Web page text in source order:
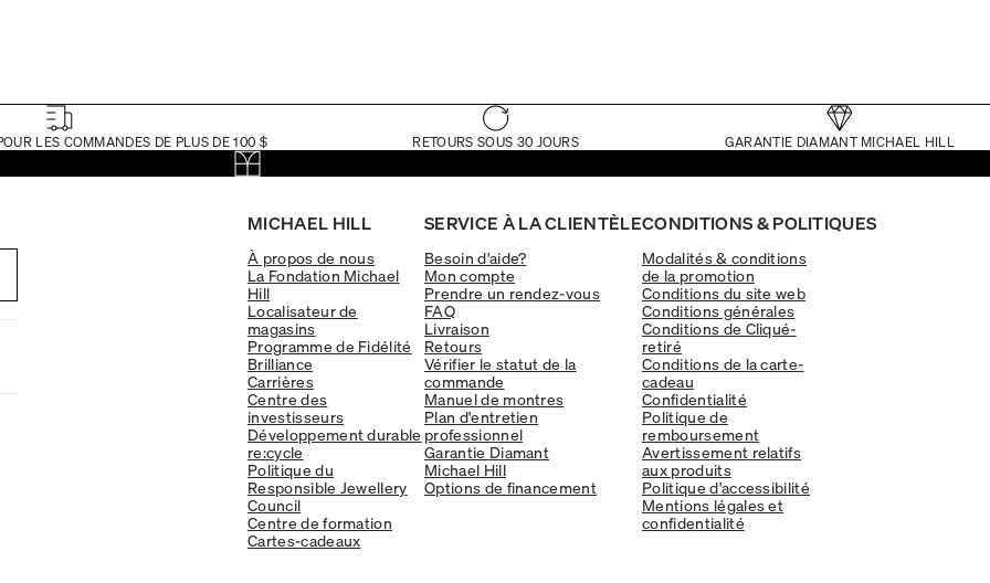
LES COMMANDES DE PLUS DE 100 $ RETOURS SOUS 30 JOURS GARANTIE DIAMANT MICHAEL HILL
MICHAEL HILL
À propos de nous
La Fondation Michael
Hill
Localisateur de
magasins
Programme de Fidélité
Brilliance
Carrières
Centre des
investisseurs
Développement durable
re:cycle
Politique du
Responsible Jewellery
Council
Centre de formation
Cartes-cadeaux
SERVICE À LA CLIENTÈLE
Besoin d'aide?
Mon compte
Prendre un rendez-vous
FAQ
Livraison
Retours
Vérifier le statut de la
commande
Manuel de montres
Plan d'entretien
professionnel
Garantie Diamant
Michael Hill
Options de financement
CONDITIONS & POLITIQUES
Modalités & conditions
de la promotion
Conditions du site web
Conditions générales
Conditions de Cliqué-
retiré
Conditions de la carte-
cadeau
Confidentialité
Politique de
remboursement
Avertissement relatifs
aux produits
Politique d'accessibilité
Mentions légales et
confidentialité